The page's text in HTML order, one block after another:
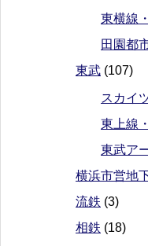
東横線
田園都
東武 (107)
スカイ
東上線
東武ア
横浜市営地
流鉄 (3)
相鉄 (18)